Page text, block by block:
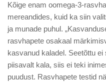
Kõige enam oomega-3-
mereandides, kuid ka siin
ja munade puhul.
rasvhapete osakaal
kasvanud kaladel. Seetõttu
piisavalt kala, siis ei teki
puudust. Rasvhapete testid